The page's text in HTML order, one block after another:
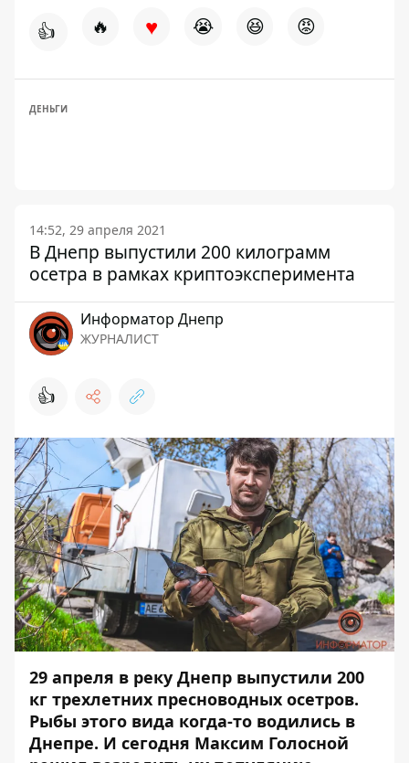
👍 🔥 ♥ 😭 😆 😡
ДЕНЬГИ
14:52, 29 апреля 2021
В Днепр выпустили 200 килограмм
осетра в рамках криптоэксперимента
Информатор Днепр
ЖУРНАЛИСТ
👍
29 апреля в реку Днепр выпустили 200
кг трехлетних пресноводных осетров.
Рыбы этого вида когда-то водились в
Днепре. И сегодня Максим Голосной